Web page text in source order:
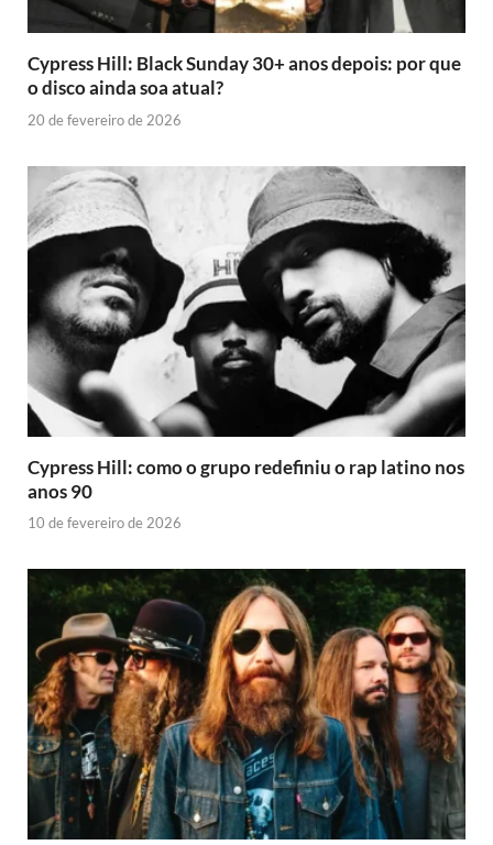
Cypress Hill: Black Sunday 30+ anos depois: por que
o disco ainda soa atual?
20 de fevereiro de 2026
Cypress Hill: como o grupo redefiniu o rap latino nos
anos 90
10 de fevereiro de 2026